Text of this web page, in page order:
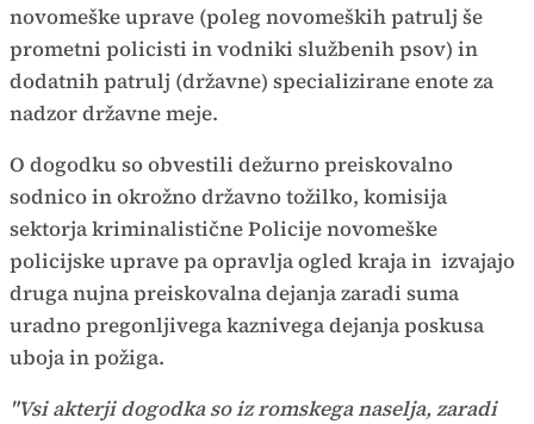
novomeške uprave (poleg novomeških patrulj še
prometni policisti in vodniki službenih psov) in
dodatnih patrulj (državne) specializirane enote za
nadzor državne meje.
O dogodku so obvestili dežurno preiskovalno
sodnico in okrožno državno tožilko, komisija
sektorja kriminalistične Policije novomeške
policijske uprave pa opravlja ogled kraja in izvajajo
druga nujna preiskovalna dejanja zaradi suma
uradno pregonljivega kaznivega dejanja poskusa
uboja in požiga.
"Vsi akterji dogodka so iz romskega naselja, zaradi